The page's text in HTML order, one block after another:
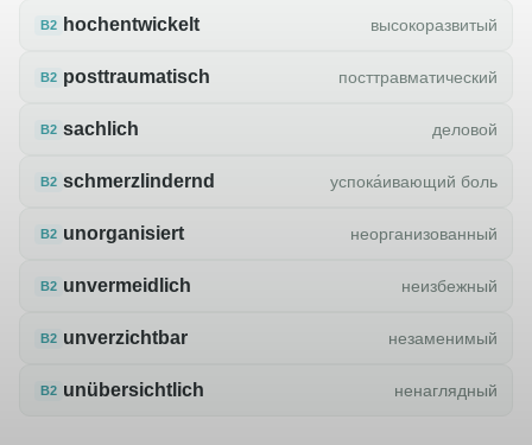
B2 hochentwickelt высокоразвитый
B2 posttraumatisch посттравматический
B2 sachlich деловой
B2 schmerzlindernd успока́ивающий боль
B2 unorganisiert неорганизованный
B2 unvermeidlich неизбежный
B2 unverzichtbar незаменимый
B2 unübersichtlich ненаглядный